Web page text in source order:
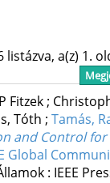
listázva, a(z) 1.
Fitzek;
Tóth ; Tamás,
and Control
Global
: IEEE